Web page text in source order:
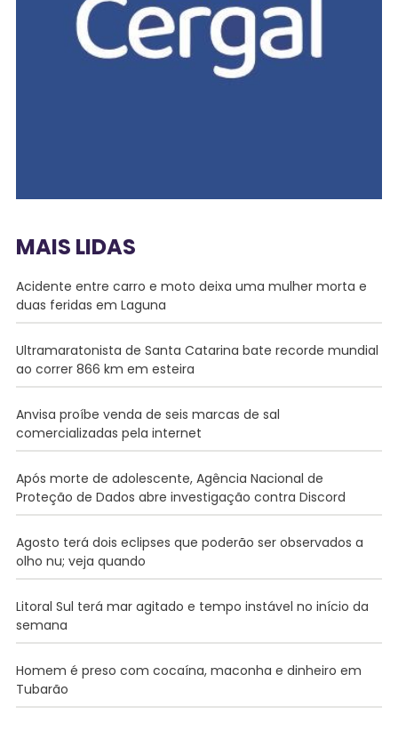
MAIS LIDAS
Acidente entre carro e moto deixa uma mulher morta e
duas feridas em Laguna
Ultramaratonista de Santa Catarina bate recorde mundial
ao correr 866 km em esteira
Anvisa proíbe venda de seis marcas de sal
comercializadas pela internet
Após morte de adolescente, Agência Nacional de
Proteção de Dados abre investigação contra Discord
Agosto terá dois eclipses que poderão ser observados a
olho nu; veja quando
Litoral Sul terá mar agitado e tempo instável no início da
semana
Homem é preso com cocaína, maconha e dinheiro em
Tubarão